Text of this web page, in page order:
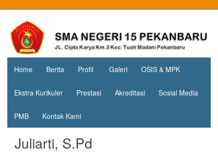
contentSMA
Negeri 15
Pekanbaru
Jl. Cipta
Karya
KM.3, Kec.
Tuah
Madani,
Home Berita Profil Galeri OSIS & MPK
Ekstra Kurikuler Prestasi Akreditasi Sosial Media
PMB Kontak Kami
Juliarti, S.Pd